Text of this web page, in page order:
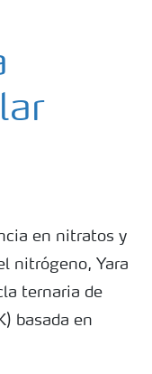
en nitratos y
nitrógeno, Yara
ternaria de
basada en